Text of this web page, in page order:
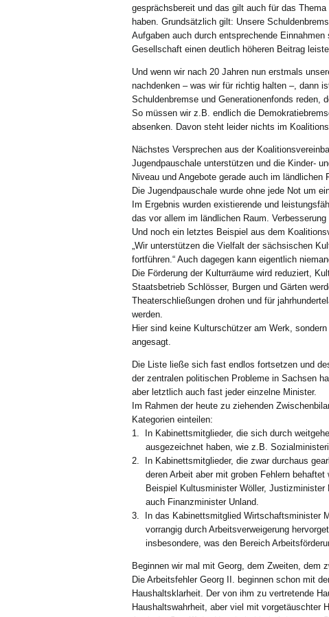
gesprächsbereit und das gilt auch für das
haben. Grundsätzlich gilt: Unsere
Aufgaben auch durch entsprechende
Gesellschaft einen deutlich höheren Beitrag
Und wenn wir nach 20 Jahren nun erstmals
nachdenken – was wir für richtig halten –, dann
Schuldenbremse und Generationenfonds reden,
So müssen wir z.B. endlich die
absenken. Davon steht leider nichts im
Nächstes Versprechen aus der
Jugendpauschale unterstützen und die Kinder-
Niveau und Angebote gerade auch im
Die Jugendpauschale wurde ohne jede Not um
Im Ergebnis wurden existierende und
das vor allem im ländlichen Raum.
Und noch ein letztes Beispiel aus dem
„Wir unterstützen die Vielfalt der sächsischen
fortführen.“ Auch dagegen kann eigentlich
Die Förderung der Kulturräume wird reduziert,
Staatsbetrieb Schlösser, Burgen und Gärten
Theaterschließungen drohen und für
werden.
Hier sind keine Kulturschützer am Werk,
angesagt.
Die Liste ließe sich fast endlos fortsetzen und
der zentralen politischen Probleme in Sachsen
aber letztlich auch fast jeder einzelne Minister.
Im Rahmen der heute zu ziehenden
Kategorien einteilen:
1. In Kabinettsmitglieder, die sich durch
ausgezeichnet haben, wie z.B.
2. In Kabinettsmitglieder, die zwar durchaus
deren Arbeit aber mit groben Fehlern behaftet
Beispiel Kultusminister Wöller, Justizminister
auch Finanzminister Unland.
3. In das Kabinettsmitglied Wirtschaftsminister
vorrangig durch Arbeitsverweigerung
insbesondere, was den Bereich
Beginnen wir mal mit Georg, dem Zweiten, dem
Die Arbeitsfehler Georg II. beginnen schon mit
Haushaltsklarheit. Der von ihm zu vertretende
Haushaltswahrheit, aber viel mit vorgetäuschter